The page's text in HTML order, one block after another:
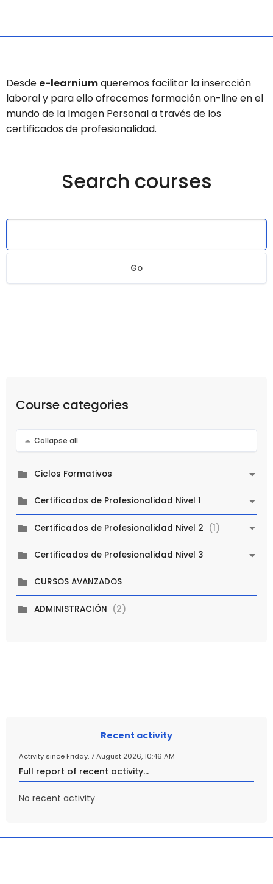
Desde e-learniumqueremos facilitar la insercción
laboral y para ello ofrecemos formación on-line en el
mundo de la Imagen Personal a través de los
certificados de profesionalidad.
Search courses
Go
Course categories
Collapse all
Ciclos Formativos
Certificados de Profesionalidad Nivel 1
Certificados de Profesionalidad Nivel 2 (1)
Certificados de Profesionalidad Nivel 3
CURSOS AVANZADOS
ADMINISTRACIÓN (2)
Recent activity
Activity since Friday, 7 August 2026, 10:46 AM
Full report of recent activity...
No recent activity